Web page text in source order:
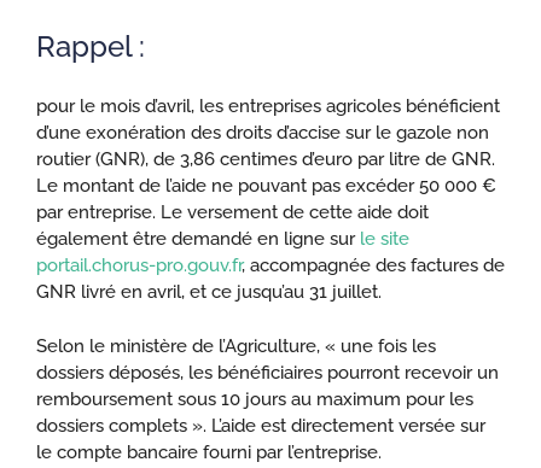
Rappel :
pour le mois d’avril, les entreprises agricoles bénéficient
d’une exonération des droits d’accise sur le gazole non
routier (GNR), de 3,86 centimes d’euro par litre de GNR.
Le montant de l’aide ne pouvant pas excéder 50 000 €
par entreprise. Le versement de cette aide doit
également être demandé en ligne sur le site
portail.chorus-pro.gouv.fr, accompagnée des factures de
GNR livré en avril, et ce jusqu’au 31 juillet.
Selon le ministère de l’Agriculture, « une fois les
dossiers déposés, les bénéficiaires pourront recevoir un
remboursement sous 10 jours au maximum pour les
dossiers complets ». L’aide est directement versée sur
le compte bancaire fourni par l’entreprise.